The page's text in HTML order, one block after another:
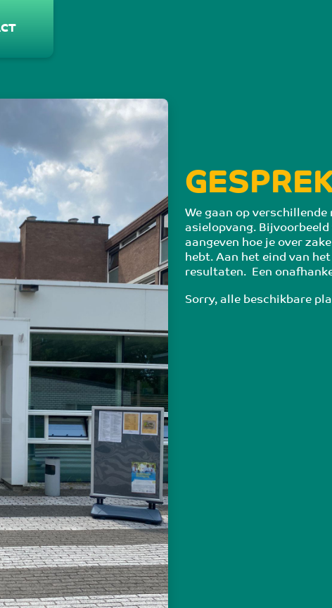
We gaan op
asielopvang.
aangeven hoe je over
hebt. Aan het eind van
resultaten.  Een
Sorry, alle beschikbare